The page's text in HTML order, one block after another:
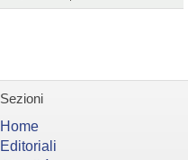
Sezioni
Home
Editoriali